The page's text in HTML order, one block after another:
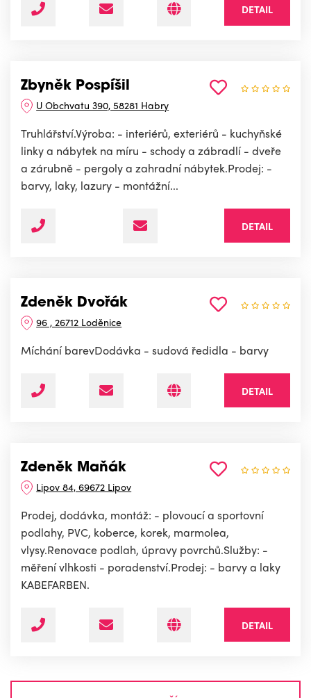
DETAIL
Zbyněk Pospíšil
U Obchvatu 390, 58281 Habry
Truhlářství.Výroba: - interiérů, exteriérů - kuchyňské
linky a nábytek na míru - schody a zábradlí - dveře
a zárubně - pergoly a zahradní nábytek.Prodej: -
barvy, laky, lazury - montážní...
DETAIL
Zdeněk Dvořák
96 , 26712 Loděnice
Míchání barevDodávka - sudová ředidla - barvy
DETAIL
Zdeněk Maňák
Lipov 84, 69672 Lipov
Prodej, dodávka, montáž: - plovoucí a sportovní
podlahy, PVC, koberce, korek, marmolea,
vlysy.Renovace podlah, úpravy povrchů.Služby: -
měření vlhkosti - poradenství.Prodej: - barvy a laky
KABEFARBEN.
DETAIL